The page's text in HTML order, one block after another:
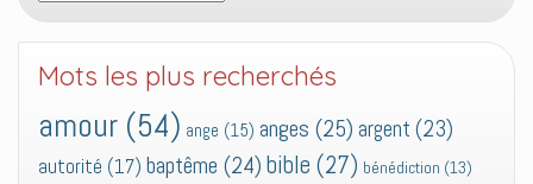
Mots les plus recherchés
amour (54) ange (15) anges (25) argent (23)
autorité (17) baptême (24) bible (27) bénédiction (13)